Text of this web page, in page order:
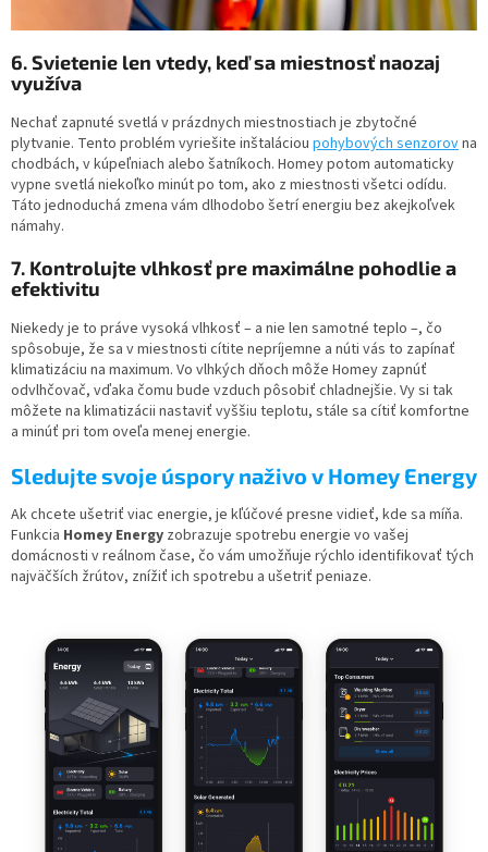
6. Svietenie len vtedy, keď sa miestnosť naozaj
využíva
Nechať zapnuté svetlá v prázdnych miestnostiach je zbytočné
plytvanie. Tento problém vyriešite inštaláciou pohybových senzorovna
chodbách, v kúpeľniach alebo šatníkoch. Homey potom automaticky
vypne svetlá niekoľko minút po tom, ako z miestnosti všetci odídu.
Táto jednoduchá zmena vám dlhodobo šetrí energiu bez akejkoľvek
námahy.
7. Kontrolujte vlhkosť pre maximálne pohodlie a
efektivitu
Niekedy je to práve vysoká vlhkosť – a nie len samotné teplo –, čo
spôsobuje, že sa v miestnosti cítite nepríjemne a núti vás to zapínať
klimatizáciu na maximum. Vo vlhkých dňoch môže Homey zapnúť
odvlhčovač, vďaka čomu bude vzduch pôsobiť chladnejšie. Vy si tak
môžete na klimatizácii nastaviť vyššiu teplotu, stále sa cítiť komfortne
a minúť pri tom oveľa menej energie.
Sledujte svoje úspory naživo v Homey Energy
Ak chcete ušetriť viac energie, je kľúčové presne vidieť, kde sa míňa.
Funkcia Homey Energy zobrazuje spotrebu energie vo vašej
domácnosti v reálnom čase, čo vám umožňuje rýchlo identifikovať tých
najväčších žrútov, znížiť ich spotrebu a ušetriť peniaze.